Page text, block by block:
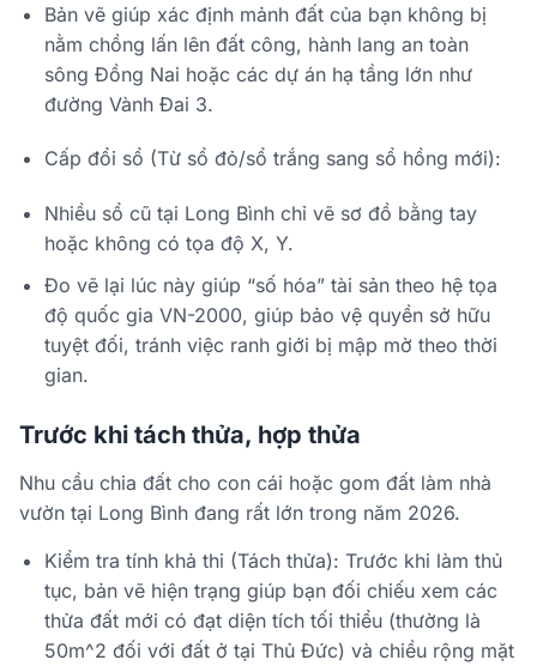
Bản vẽ giúp xác định mảnh đất của bạn không bị
nằm chồng lấn lên đất công, hành lang an toàn
sông Đồng Nai hoặc các dự án hạ tầng lớn như
đường Vành Đai 3.
Cấp đổi sổ (Từ sổ đỏ/sổ trắng sang sổ hồng mới):
Nhiều sổ cũ tại Long Bình chỉ vẽ sơ đồ bằng tay
hoặc không có tọa độ X, Y.
Đo vẽ lại lúc này giúp “số hóa” tài sản theo hệ tọa
độ quốc gia VN-2000, giúp bảo vệ quyền sở hữu
tuyệt đối, tránh việc ranh giới bị mập mờ theo thời
gian.
Trước khi tách thửa, hợp thửa
Nhu cầu chia đất cho con cái hoặc gom đất làm nhà
vườn tại Long Bình đang rất lớn trong năm 2026.
Kiểm tra tính khả thi (Tách thửa): Trước khi làm thủ
tục, bản vẽ hiện trạng giúp bạn đối chiếu xem các
thửa đất mới có đạt diện tích tối thiểu (thường là
50m^2 đối với đất ở tại Thủ Đức) và chiều rộng mặt